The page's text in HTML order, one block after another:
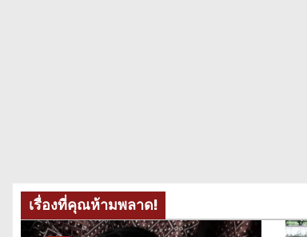
เรื่องที่คุณห้ามพลาด!